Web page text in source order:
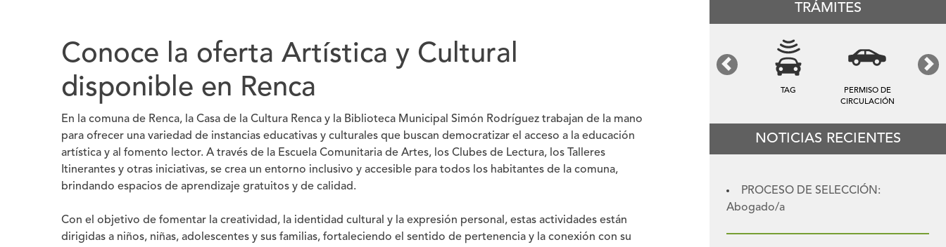
Conoce la oferta Artística y Cultural
disponible en Renca
En la comuna de Renca, la Casa de la Cultura Renca y la Biblioteca Municipal Simón Rodríguez trabajan de la mano
para ofrecer una variedad de instancias educativas y culturales que buscan democratizar el acceso a la educación
artística y al fomento lector. A través de la Escuela Comunitaria de Artes, los Clubes de Lectura, los Talleres
Itinerantes y otras iniciativas, se crea un entorno inclusivo y accesible para todos los habitantes de la comuna,
brindando espacios de aprendizaje gratuitos y de calidad.
Con el objetivo de fomentar la creatividad, la identidad cultural y la expresión personal, estas actividades están
dirigidas a niños, niñas, adolescentes y sus familias, fortaleciendo el sentido de pertenencia y la conexión con su
TRÁMITES
TARIFA DE
PATENTES
Previous Next
NOTICIAS RECIENTES
PROCESO DE SELECCIÓN:
Abogado/a